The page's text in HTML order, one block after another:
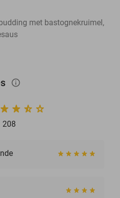
met bastognekruimel,
info_outlined
208